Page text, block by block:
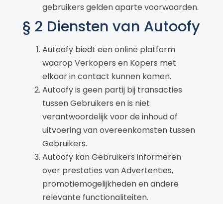
gebruikers gelden aparte voorwaarden.
§ 2 Diensten van Autoofy
Autoofy biedt een online platform
waarop Verkopers en Kopers met
elkaar in contact kunnen komen.
Autoofy is geen partij bij transacties
tussen Gebruikers en is niet
verantwoordelijk voor de inhoud of
uitvoering van overeenkomsten tussen
Gebruikers.
Autoofy kan Gebruikers informeren
over prestaties van Advertenties,
promotiemogelijkheden en andere
relevante functionaliteiten.